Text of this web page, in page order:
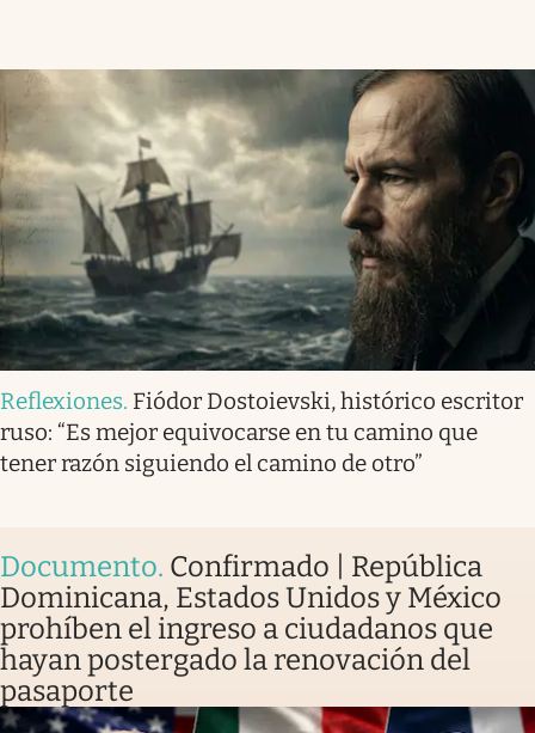
Reflexiones. Fiódor Dostoievski, histórico escritor
ruso: “Es mejor equivocarse en tu camino que
tener razón siguiendo el camino de otro”
Documento. Confirmado | República
Dominicana, Estados Unidos y México
prohíben el ingreso a ciudadanos que
hayan postergado la renovación del
pasaporte